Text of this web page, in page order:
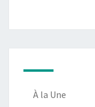
À la Une